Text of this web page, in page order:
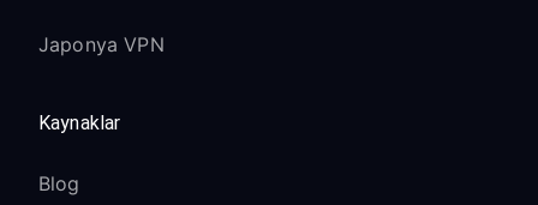
Japonya VPN
Kaynaklar
Blog